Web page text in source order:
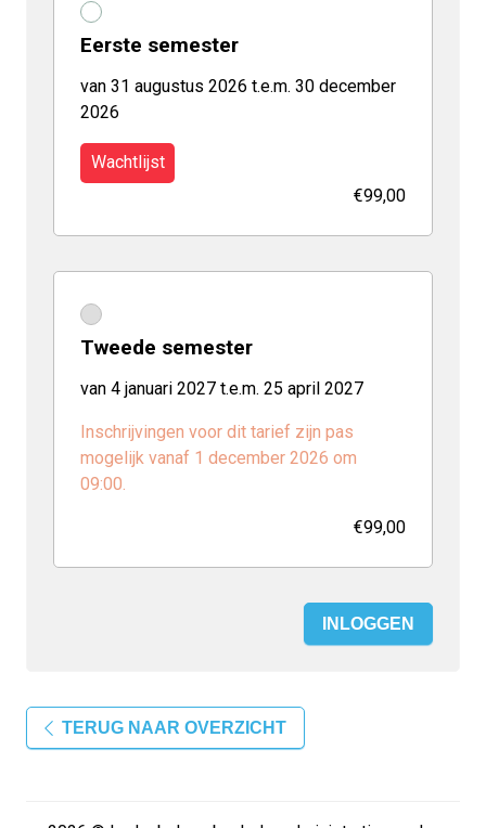
Eerste semester
van 31 augustus 2026 t.e.m. 30 december
2026
Wachtlijst
€99,00
Tweede semester
van 4 januari 2027 t.e.m. 25 april 2027
Inschrijvingen voor dit tarief zijn pas
mogelijk vanaf 1 december 2026 om
09:00.
€99,00
INLOGGEN
TERUG NAAR OVERZICHT